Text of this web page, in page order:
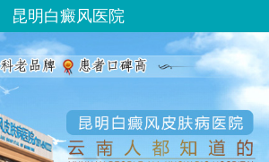
昆明白癜风医院